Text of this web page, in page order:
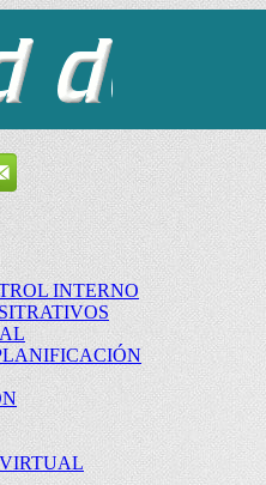
INTERNO